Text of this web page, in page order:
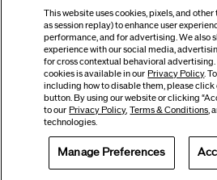
Shiseido Co., Ltd. Tous droits réservés.
Politique de
confidentialité coordonnées
Offres Obtenir de
This website uses cookies, pixels, and
as session replay) to enhance user
performance, and for advertising. We also
experience with our social media,
for cross contextual behavioral
cookies is available in our Privacy Policy.
including how to disable them, please click
button. By using our website or clicking
to our Privacy Policy, Terms & Conditions ,
technologies.
Manage Preferences